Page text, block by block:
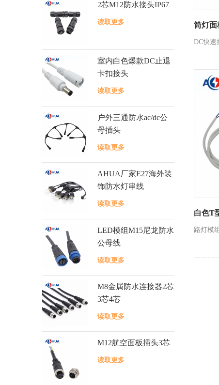
筒灯面
DC快速
白色T
路灯模
2芯M12防水接头IP67
读取更多
室内白色爆款DC止退
卡扣接头
读取更多
户外三通防水ac/dc公
母插头
读取更多
AHUA厂家E27海外装
饰防水灯串线
读取更多
LED模组M15尼龙防水
公母线
读取更多
M8金属防水连接器2芯
3芯4芯
读取更多
M12航空面板插头3芯
读取更多